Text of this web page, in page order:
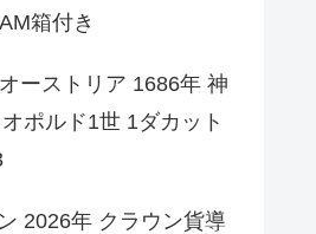
箱付き
ーストリア 1686年 神
ポルド1世 1ダカット
2026年 クラウン貨導